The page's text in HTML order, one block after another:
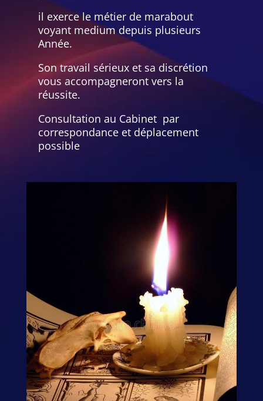
il exerce le métier de marabout
voyant medium depuis plusieurs
Année.
Son travail sérieux et sa discrétion
vous accompagneront vers la
réussite.
Consultation au Cabinet par
correspondance et déplacement
possible